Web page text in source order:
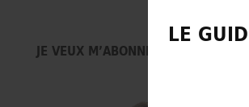
JE VEUX M’ABONNER
LE